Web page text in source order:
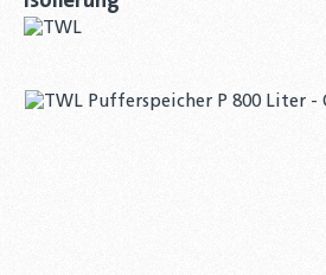
Bildergalerie überspringen